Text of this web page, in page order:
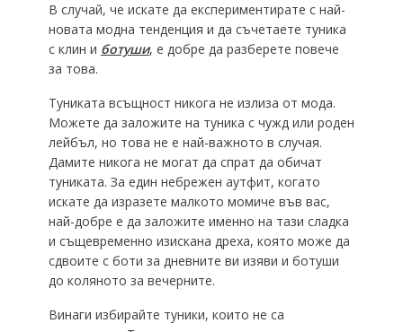
В случай, че искате да експериментирате с най-
новата модна тенденция и да съчетаете туника
с клин и ботуши, е добре да разберете повече
за това.
Туниката всъщност никога не излиза от мода.
Можете да заложите на туника с чужд или роден
лейбъл, но това не е най-важното в случая.
Дамите никога не могат да спрат да обичат
туниката. За един небрежен аутфит, когато
искате да изразете малкото момиче във вас,
най-добре е да заложите именно на тази сладка
и същевременно изискана дреха, която може да
сдвоите с боти за дневните ви изяви и ботуши
до коляното за вечерните.
Винаги избирайте туники, които не са